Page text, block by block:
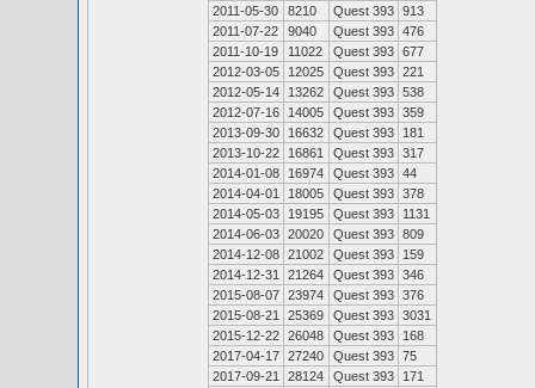
2011-05-30
8210 Quest 393 913
2011-07-22
9040 Quest 393 476
2011-10-19
11022 Quest 393 677
2012-03-05
12025 Quest 393 221
2012-05-14
13262 Quest 393 538
2012-07-16
14005 Quest 393 359
2013-09-30
16632 Quest 393
181
2013-10-22
16861 Quest 393 317
2014-01-08
16974 Quest 393 44
2014-04-01
18005 Quest 393 378
2014-05-03
19195 Quest 393
1131
2014-06-03 20020 Quest 393 809
2014-12-08 21002 Quest 393
159
2014-12-31
21264 Quest 393 346
2015-08-07 23974 Quest 393 376
2015-08-21
25369 Quest 393 3031
2015-12-22 26048 Quest 393
168
2017-04-17 27240 Quest 393 75
2017-09-21
28124 Quest 393
171